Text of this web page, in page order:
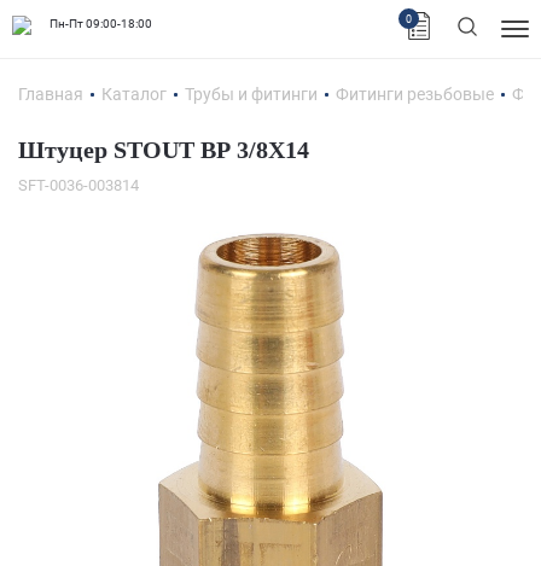
Пн-Пт 09:00-18:00 0
Главная Каталог Трубы и фитинги Фитинги резьбовые
Штуцер STOUT ВР 3/8X14
SFT-0036-003814